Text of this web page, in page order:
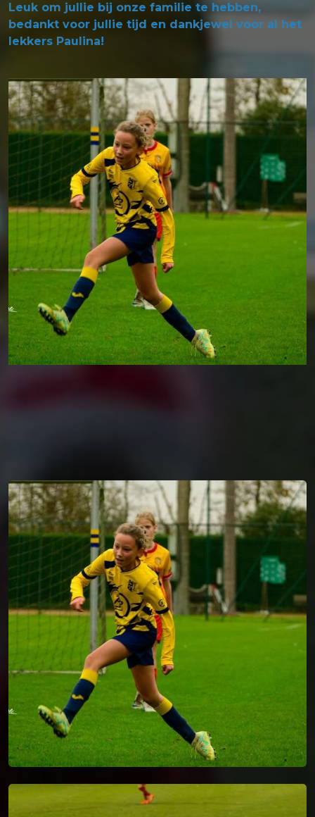
Leuk om jullie bij onze familie te hebben,
bedankt voor jullie tijd en dankjewel voor al het
lekkers Paulina!